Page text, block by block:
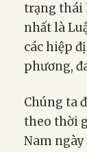
trạng thái
nhất là
các hiệp
phương,
Chúng ta
theo thời
Nam